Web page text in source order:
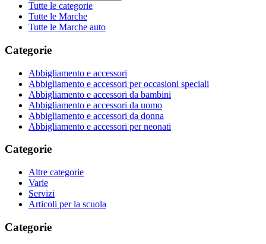
Tutte le categorie
Tutte le Marche
Tutte le Marche auto
Categorie
Abbigliamento e accessori
Abbigliamento e accessori per occasioni speciali
Abbigliamento e accessori da bambini
Abbigliamento e accessori da uomo
Abbigliamento e accessori da donna
Abbigliamento e accessori per neonati
Categorie
Altre categorie
Varie
Servizi
Articoli per la scuola
Categorie